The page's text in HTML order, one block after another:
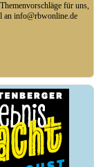
für uns,
an info@rbwonline.de
- VfB 1921 Krieschow,